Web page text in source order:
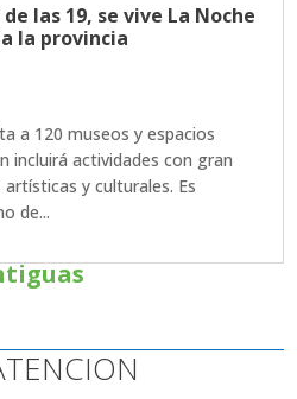
las 19, se vive La Noche
la provincia
a 120 museos y espacios
incluirá actividades con gran
y culturales. Es
de...